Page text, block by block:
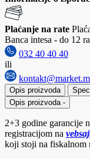
Plaćanje na rate
Banca intesa - do 12
032 40 40 40
ili
Opis proizvoda
Opis proizvoda -
2+3 godine garancije
registracijom na
koji stoji na fiskalnom